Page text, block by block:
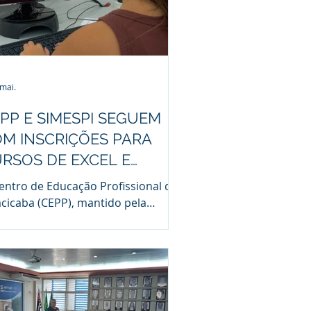
E SIMESPI SEGUEM
INSCRIÇÕES PARA
DE EXCEL E
de Educação Profissional de
(CEPP), mantido pela
de Piracicaba, está com
abertas para dois cursos de
profissional realizados em
com o Sindicato das